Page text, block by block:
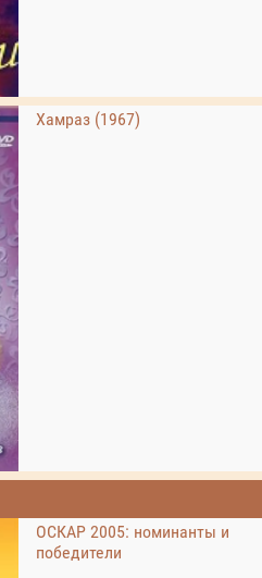
Хамраз (1967)
ОСКАР 2005: номинанты и
победители